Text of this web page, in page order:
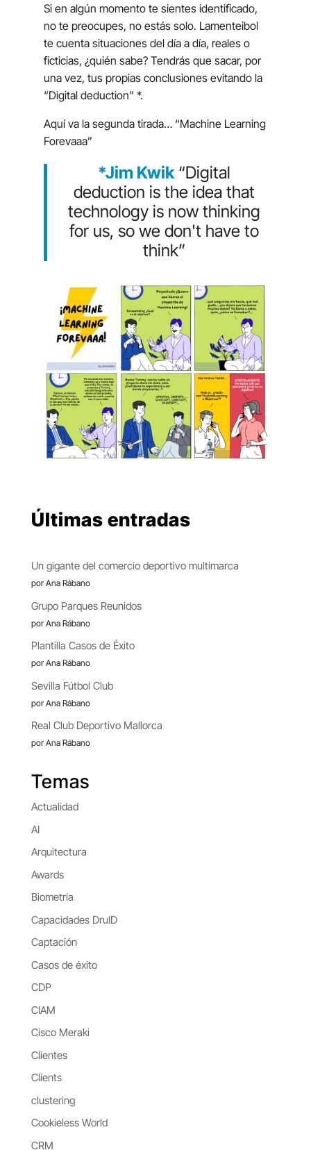
Si en algún momento te sientes identificado,
no te preocupes, no estás solo. Lamenteibol
te cuenta situaciones del día a día, reales o
ficticias, ¿quién sabe? Tendrás que sacar, por
una vez, tus propias conclusiones evitando la
“Digital deduction” *.
Aquí va la segunda tirada… “Machine Learning
Forevaaa”
*Jim Kwik“Digital
deduction is the idea that
technology is now thinking
for us, so we don't have to
think”
Últimas entradas
Un gigante del comercio deportivo multimarca
por Ana Rábano
Grupo Parques Reunidos
por Ana Rábano
Plantilla Casos de Éxito
por Ana Rábano
Sevilla Fútbol Club
por Ana Rábano
Real Club Deportivo Mallorca
por Ana Rábano
Temas
Actualidad
AI
Arquitectura
Awards
Biometría
Capacidades DruID
Captación
Casos de éxito
CDP
CIAM
Cisco Meraki
Clientes
Clients
clustering
Cookieless World
CRM